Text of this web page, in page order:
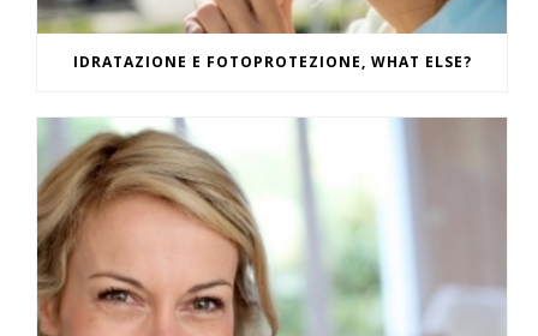
IDRATAZIONE E FOTOPROTEZIONE, WHAT ELSE?